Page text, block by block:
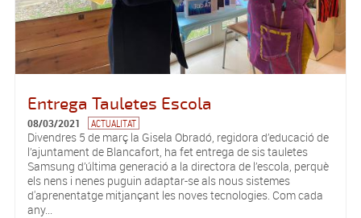
Entrega Tauletes Escola
08/03/2021 ACTUALITAT
Divendres 5 de març la Gisela Obradó, regidora d’educació de
l’ajuntament de Blancafort, ha fet entrega de sis tauletes
Samsung d’última generació a la directora de l’escola, perquè
els nens i nenes puguin adaptar-se als nous sistemes
d'aprenentatge mitjançant les noves tecnologies. Com cada
any...